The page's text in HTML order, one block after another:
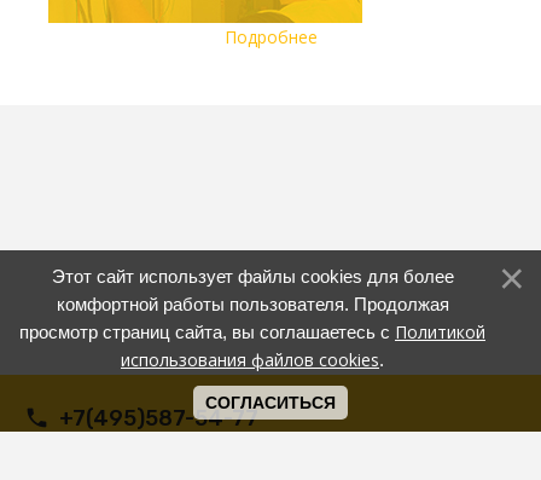
Подробнее
+7(495)587-54-77
Этот сайт использует файлы cookies для более
комфортной работы пользователя. Продолжая
просмотр страниц сайта, вы соглашаетесь с Политикой
использования файлов cookies.
СОГЛАСИТЬСЯ